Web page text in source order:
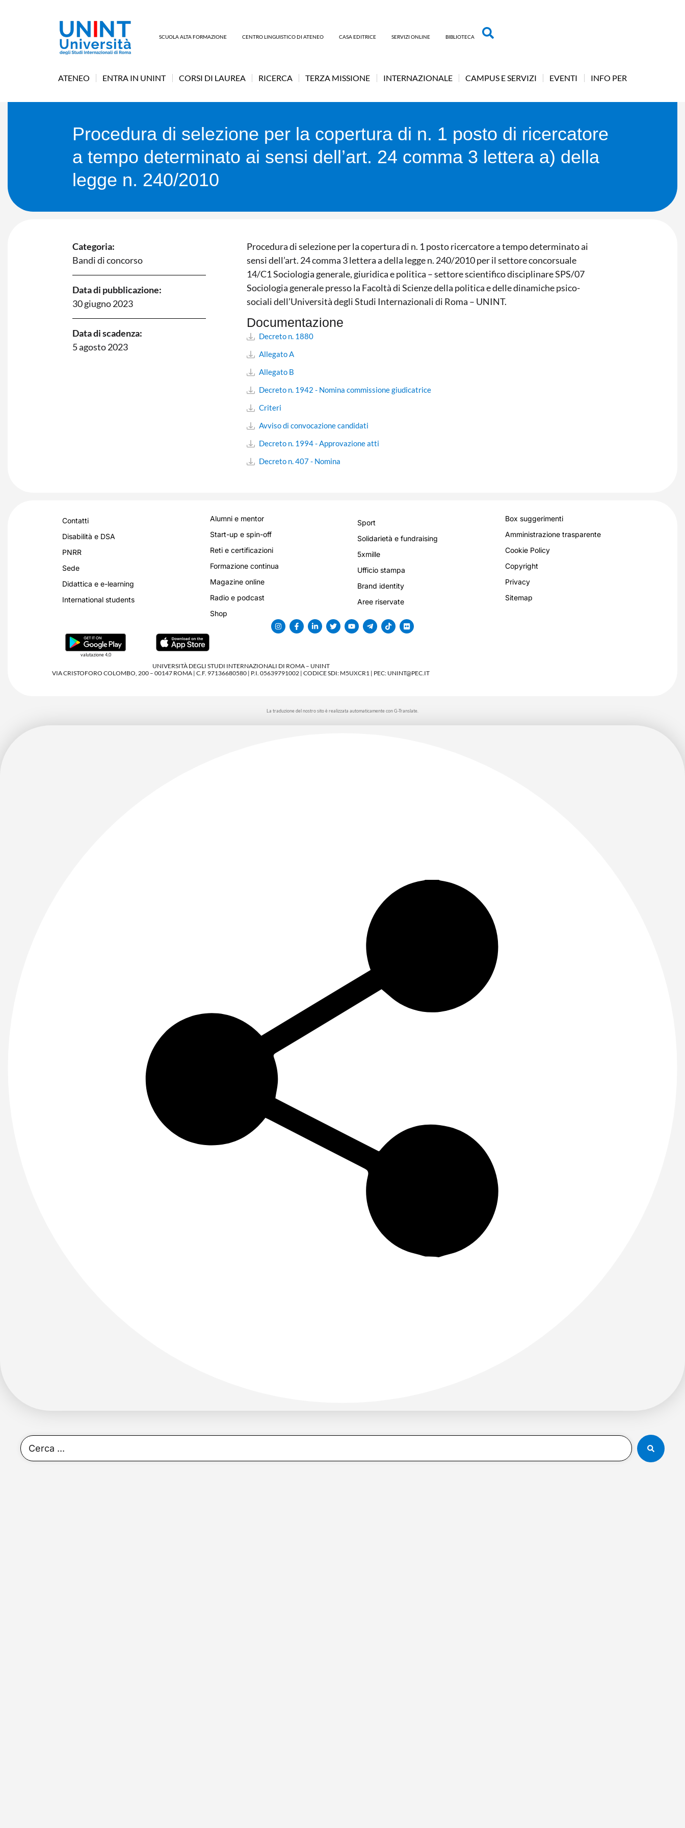
SCUOLA ALTA FORMAZIONE CENTRO LINGUISTICO DI ATENEO CASA EDITRICE SERVIZI ONLINE BIBLIOTECA
ATENEO ENTRA IN UNINT CORSI DI LAUREA RICERCA TERZA MISSIONE INTERNAZIONALE CAMPUS E SERVIZI EVENTI INFO PER
Procedura di selezione per la copertura di n. 1 posto di ricercatore
a tempo determinato ai sensi dell’art. 24 comma 3 lettera a) della
legge n. 240/2010
Categoria:
Bandi di concorso
Data di pubblicazione:
30 giugno 2023
Data di scadenza:
5 agosto 2023
Procedura di selezione per la copertura di n. 1 posto ricercatore a tempo determinato ai
sensi dell’art. 24 comma 3 lettera a della legge n. 240/2010 per il settore concorsuale
14/C1 Sociologia generale, giuridica e politica – settore scientifico disciplinare SPS/07
Sociologia generale presso la Facoltà di Scienze della politica e delle dinamiche psico-
sociali dell’Università degli Studi Internazionali di Roma – UNINT.
Documentazione
Decreto n. 1880
Allegato A
Allegato B
Decreto n. 1942 - Nomina commissione giudicatrice
Criteri
Avviso di convocazione candidati
Decreto n. 1994 - Approvazione atti
Decreto n. 407 - Nomina
Contatti
Disabilità e DSA
PNRR
Sede
Didattica e e-learning
International students
Alumni e mentor
Start-up e spin-off
Reti e certificazioni
Formazione continua
Magazine online
Radio e podcast
Shop
Sport
Solidarietà e fundraising
5xmille
Ufficio stampa
Brand identity
Aree riservate
Box suggerimenti
Amministrazione trasparente
Cookie Policy
Copyright
Privacy
Sitemap
valutazione 4,0
UNIVERSITÀ DEGLI STUDI INTERNAZIONALI DI ROMA – UNINT
VIA CRISTOFORO COLOMBO, 200 – 00147 ROMA | C.F. 97136680580 | P.I. 05639791002 | CODICE SDI: M5UXCR1 | PEC: UNINT@PEC.IT
La traduzione del nostro sito è realizzata automaticamente con G-Translate.